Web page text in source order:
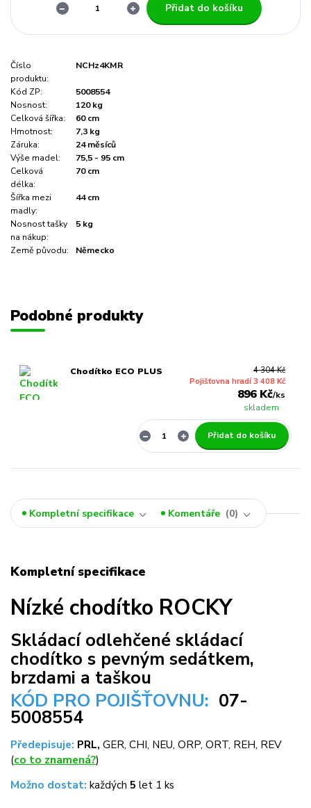
Přidat do košíku
Číslo
produktu:
NCHz4KMR
Kód ZP:
5008554
Nosnost:
120 kg
Celková šířka:
60 cm
Hmotnost:
7,3 kg
Záruka:
24 měsíců
Výše madel:
75,5 - 95 cm
Celková
délka:
70 cm
Šířka mezi
madly:
44 cm
Nosnost tašky
na nákup:
5 kg
Země původu: Německo
Podobné produkty
Chodítko ECO PLUS
4 304 Kč
Pojišťovna hradí 3 408 Kč
896 Kč/ks
skladem
Přidat do košíku
Kompletní specifikace Komentáře 0
Kompletní specifikace
Nízké chodítko ROCKY
Skládací odlehčené skládací
chodítko s pevným sedátkem,
brzdami a taškou
KÓD PRO POJIŠŤOVNU: 07-
5008554
Předepisuje: PRL, GER, CHI, NEU, ORP, ORT, REH, REV
(co to znamená?)
Možno dostat: každých 5 let 1 ks